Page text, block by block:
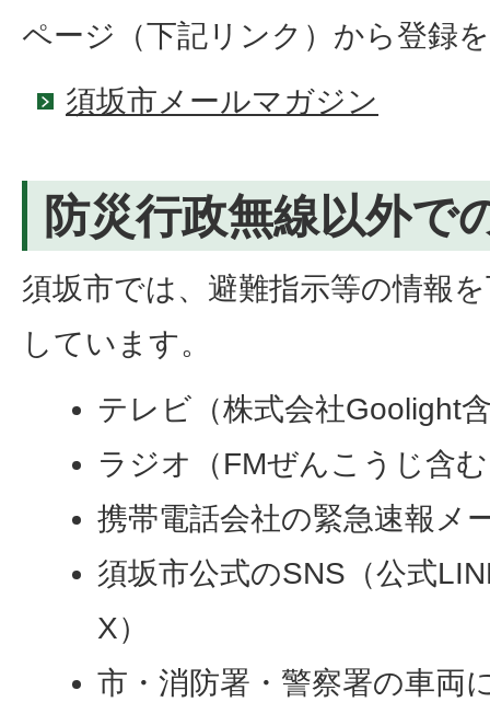
ページ（下記リンク）から登録
須坂市メールマガジン
防災行政無線以外で
須坂市では、避難指示等の情報
しています。
テレビ（株式会社Goolight
ラジオ（FMぜんこうじ含
携帯電話会社の緊急速報メ
須坂市公式のSNS（公式
X）
市・消防署・警察署の車両